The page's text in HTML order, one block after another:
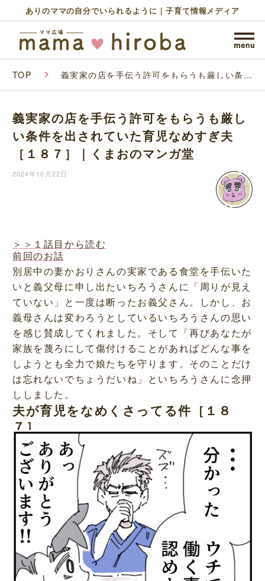
ありのママの自分でいられるように｜子育て情報メディア
TOP 義実家の店を手伝う許可をもらうも厳しい条件
まおのマンガ堂
義実家の店を手伝う許可をもらうも厳し
い条件を出されていた育児なめすぎ夫
［１８７］｜くまおのマンガ堂
2024年10月22日
＞＞１話目から読む
前回のお話
別居中の妻かおりさんの実家である食堂を手伝いた
いと義父母に申し出たいちろうさんに「周りが見え
ていない」と一度は断ったお義父さん。しかし、お
義母さんは変わろうとしているいちろうさんの思い
を感じ賛成してくれました。そして「再びあなたが
家族を蔑ろにして傷付けることがあればどんな事を
しようとも全力で娘たちを守ります。そのことだけ
は忘れないでちょうだいね」といちろうさんに念押
ししました。
夫が育児をなめくさってる件［１８
７］